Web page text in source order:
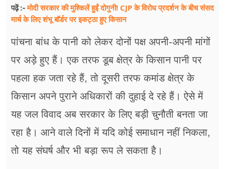
पढ़ें :-मोदी सरकार की मुश्किलें हुईं दोगुनी! CJP के विरोध प्रदर्शन के बीच संसद
मार्च के लिए शंभू बॉर्डर पर इकट्ठा हुए किसान
पांचना बांध के पानी को लेकर दोनों पक्ष अपनी-अपनी मांगों
पर अड़े हुए हैं। एक तरफ डूब क्षेत्र के किसान पानी पर
पहला हक जता रहे हैं, तो दूसरी तरफ कमांड क्षेत्र के
किसान अपने पुराने अधिकारों की दुहाई दे रहे हैं। ऐसे में
यह जल विवाद अब सरकार के लिए बड़ी चुनौती बनता जा
रहा है। आने वाले दिनों में यदि कोई समाधान नहीं निकला,
तो यह संघर्ष और भी बड़ा रूप ले सकता है।